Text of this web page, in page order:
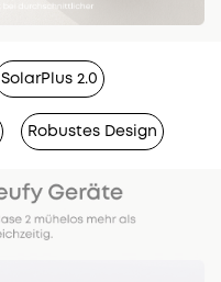
SolarPlus 2.0
Robustes Design